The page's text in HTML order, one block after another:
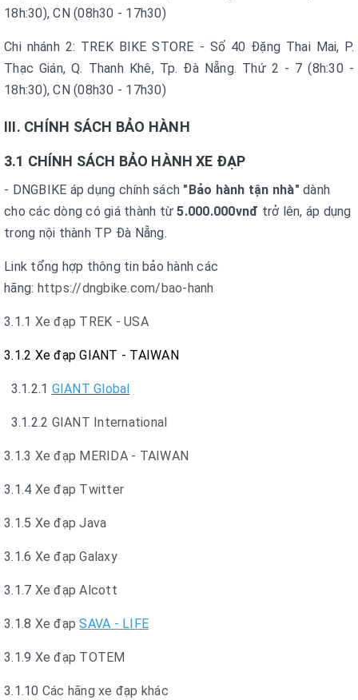
18h:30), CN (08h30 - 17h30)
Chi nhánh 2: TREK BIKE STORE - Số 40 Đặng Thai Mai, P.
Thạc Gián, Q. Thanh Khê, Tp. Đà Nẵng. Thứ 2 - 7 (8h:30 -
18h:30), CN (08h30 - 17h30)
III. CHÍNH SÁCH BẢO HÀNH
3.1 CHÍNH SÁCH BẢO HÀNH XE ĐẠP
- DNGBIKE áp dụng chính sách "Bảo hành tận nhà" dành
cho các dòng có giá thành từ5.000.000vnđ trở lên, áp dụng
trong nội thành TP Đà Nẵng.
Link tổng hợp thông tin bảo hành các
hãng: https://dngbike.com/bao-hanh
3.1.1 Xe đạp TREK - USA
3.1.2 Xe đạp GIANT - TAIWAN
3.1.2.1 GIANT Global
3.1.2.2 GIANT International
3.1.3 Xe đạp MERIDA - TAIWAN
3.1.4 Xe đạp Twitter
3.1.5 Xe đạp Java
3.1.6 Xe đạp Galaxy
3.1.7 Xe đạp Alcott
3.1.8 Xe đạpSAVA - LIFE
3.1.9 Xe đạp TOTEM
3.1.10 Các hãng xe đạp khác